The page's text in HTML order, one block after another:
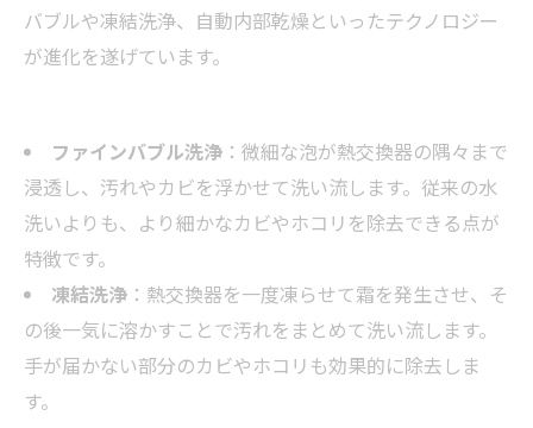
バブルや凍結洗浄、自動内部乾燥といったテクノロジー
が進化を遂げています。
ファインバブル洗浄：微細な泡が熱交換器の隅々まで
浸透し、汚れやカビを浮かせて洗い流します。従来の水
洗いよりも、より細かなカビやホコリを除去できる点が
特徴です。
凍結洗浄：熱交換器を一度凍らせて霜を発生させ、そ
の後一気に溶かすことで汚れをまとめて洗い流します。
手が届かない部分のカビやホコリも効果的に除去しま
す。